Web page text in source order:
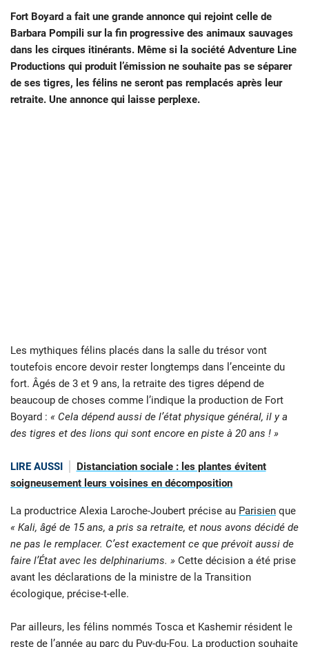
Fort Boyard a fait une grande annonce qui rejoint celle de
Barbara Pompili sur la fin progressive des animaux sauvages
dans les cirques itinérants. Même si la société Adventure Line
Productions qui produit l’émission ne souhaite pas se séparer
de ses tigres, les félins ne seront pas remplacés après leur
retraite. Une annonce qui laisse perplexe.
Les mythiques félins placés dans la salle du trésor vont
toutefois encore devoir rester longtemps dans l’enceinte du
fort. Âgés de 3 et 9 ans, la retraite des tigres dépend de
beaucoup de choses comme l’indique la production de Fort
Boyard : « Cela dépend aussi de l’état physique général, il y a
des tigres et des lions qui sont encore en piste à 20 ans ! »
LIRE AUSSI
Distanciation sociale : les plantes évitent
soigneusement leurs voisines en décomposition
La productrice Alexia Laroche-Joubert précise au Parisien que
« Kali, âgé de 15 ans, a pris sa retraite, et nous avons décidé de
ne pas le remplacer. C’est exactement ce que prévoit aussi de
faire l’État avec les delphinariums. » Cette décision a été prise
avant les déclarations de la ministre de la Transition
écologique, précise-t-elle.
Par ailleurs, les félins nommés Tosca et Kashemir résident le
reste de l’année au parc du Puy-du-Fou. La production souhaite